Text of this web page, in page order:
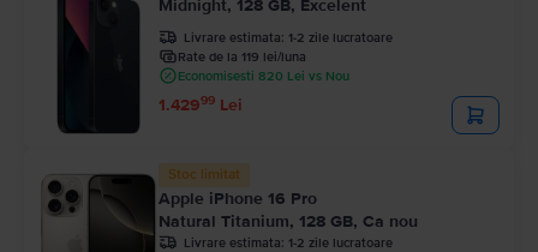
Midnight, 128 GB, Excelent
Livrare estimata: 1-2 zile lucratoare
Rate de la 119 lei/luna
Economisesti 820 Lei vs Nou
1.42999 Lei
Stoc limitat
Apple iPhone 16 Pro
Natural Titanium, 128 GB, Ca nou
Livrare estimata: 1-2 zile lucratoare